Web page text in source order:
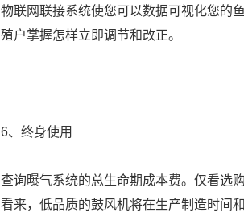
物联网联接系统使您可以数据可视化您的
殖户掌握怎样立即调节和改正。
6、终身使用
查询曝气系统的总生命期成本费。仅看选
看来，低品质的鼓风机将在生产制造时间